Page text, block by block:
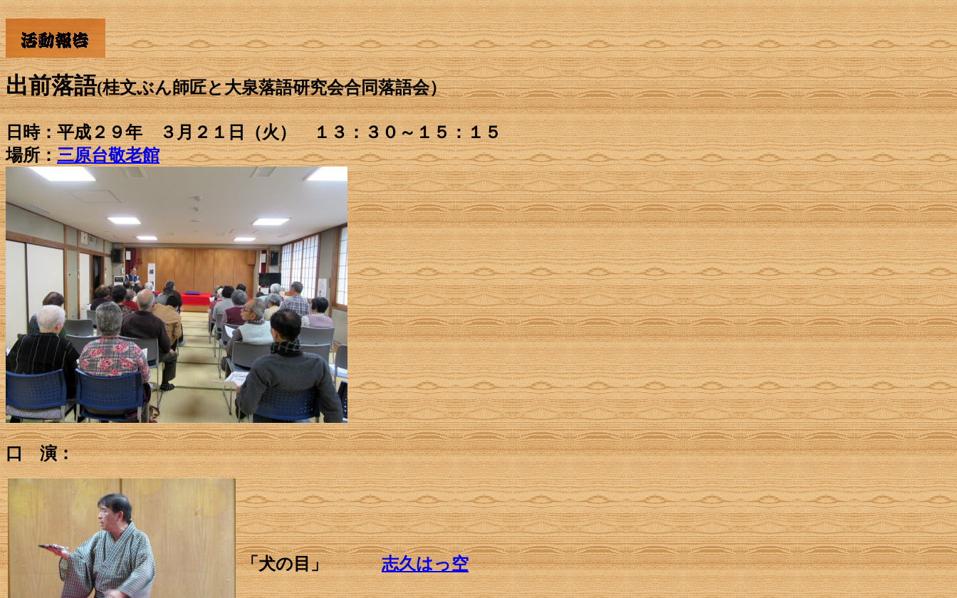
出前落語(桂文ぶん師匠と大泉落語研究会合同落語会）
日時：平成２９年 ３月２１日（火） １３：３０～１５：１５
場所：三原台敬老館
口 演：
「犬の目」 志久はっ空